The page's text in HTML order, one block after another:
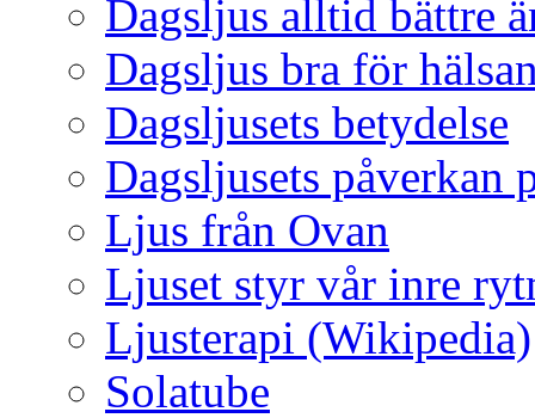
Dagsljus alltid bättre
Dagsljus bra för
Dagsljusets betydelse
Dagsljusets påverkan
Ljus från Ovan
Ljuset styr vår inre
Ljusterapi (Wikipedia)
Solatube